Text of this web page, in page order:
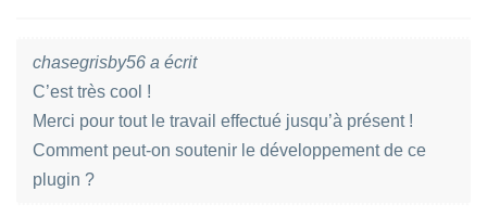
chasegrisby56 a écrit
C’est très cool !
Merci pour tout le travail effectué jusqu’à présent !
Comment peut-on soutenir le développement de ce
plugin ?